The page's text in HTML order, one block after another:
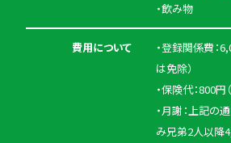
・飲み物
費用について
・登録関係費：
は免除）
・保険代：800円
・月謝：上記の
み兄弟2人以降